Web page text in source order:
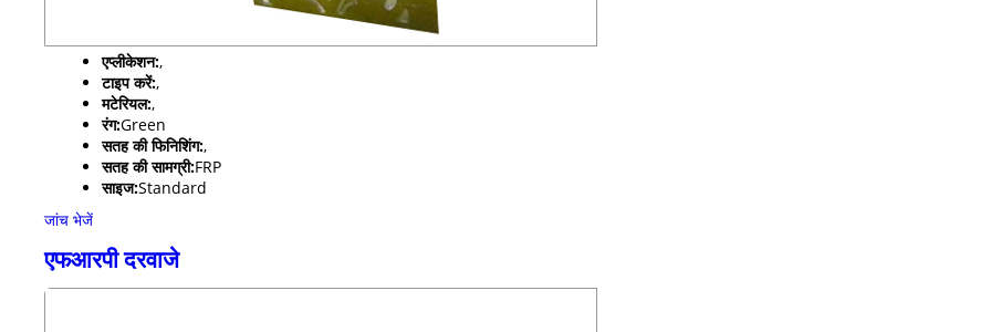
एप्लीकेशन:,
टाइप करें:,
मटेरियल:,
रंग:Green
सतह की फिनिशिंग:,
सतह की सामग्री:FRP
साइज:Standard
जांच भेजें
एफआरपी दरवाजे